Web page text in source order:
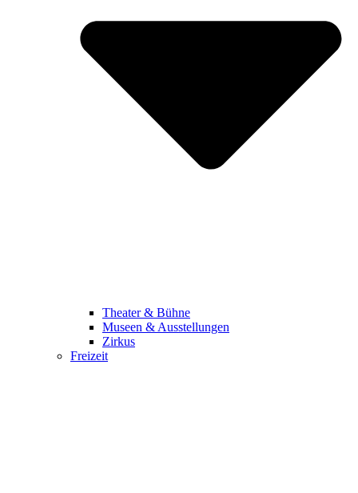
Theater & Bühne
Museen & Ausstellungen
Zirkus
Freizeit